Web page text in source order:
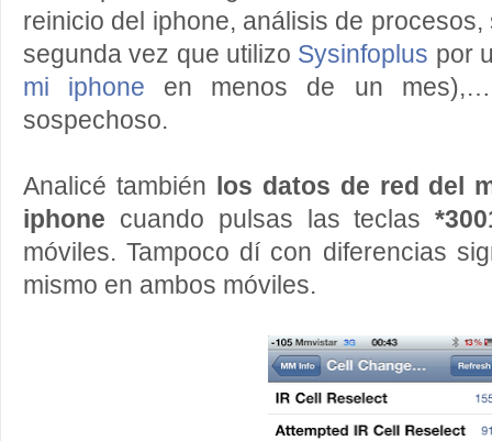
reinicio del iphone, análisis de
segunda vez que utilizo Sysinfoplus por
mi iphone en menos de un
sospechoso.
Analicé también
los datos de red del
iphone cuando pulsas las teclas
móviles. Tampoco dí con diferencias
mismo en ambos móviles.